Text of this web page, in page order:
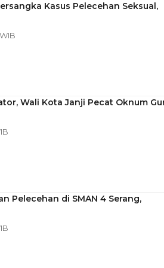
Kasus Pelecehan Seksual,
Wali Kota Janji Pecat Oknum
Pelecehan di SMAN 4 Serang,